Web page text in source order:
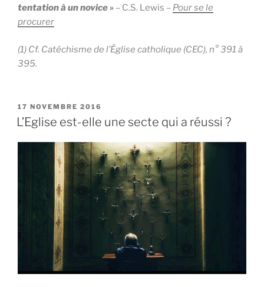
tentation à un novice » – C.S. Lewis – Pour se le
procurer
(1) Cf. Catéchisme de l’Église catholique (CEC), n° 391 à
395.
PUBLIÉ
LE
17 NOVEMBRE 2016
L’Eglise est-elle une secte qui a réussi ?